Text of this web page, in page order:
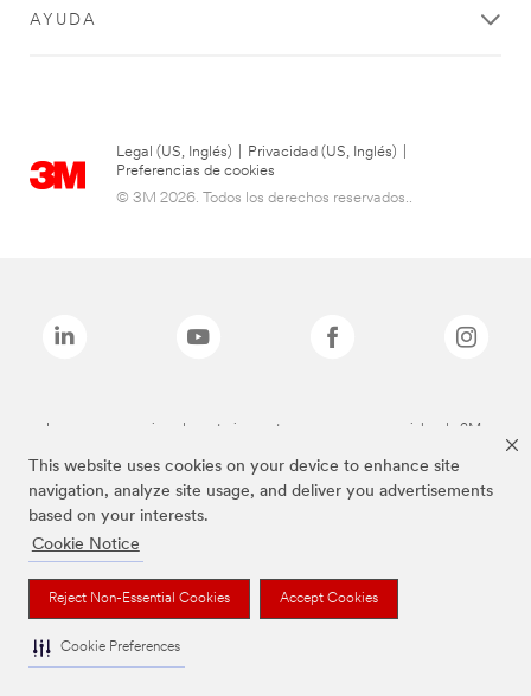
This website uses cookies on your device to enhance site
navigation, analyze site usage, and deliver you advertisements
based on your interests.
Cookie Notice
Reject Non-Essential Cookies Accept Cookies
Cookie Preferences
AYUDA
Legal (US, Inglés) Privacidad (US, Inglés)
Preferencias de cookies
© 3M 2026. Todos los derechos reservados..
Las marcas mencionadas anteriormente son marcas comerciales de 3M.